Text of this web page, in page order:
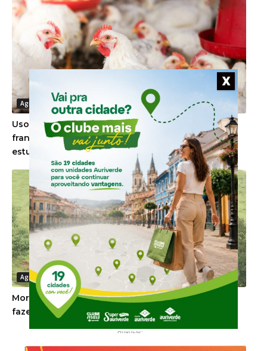
Agronegócio
Uso de minerais bi-quelatados na alimentação de
frangos de corte reduz problemas de pele, aponta
estudo
Agronegócio
Morro da Fumaça: Parte dos bovinos desaparece e
fazenda é multada pela Cidasc
-Anúncio-
X